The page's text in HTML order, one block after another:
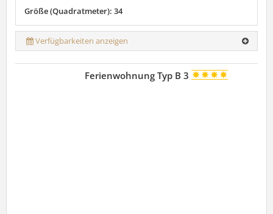
Größe (Quadratmeter): 34
Verfügbarkeiten anzeigen
Ferienwohnung Typ B 3